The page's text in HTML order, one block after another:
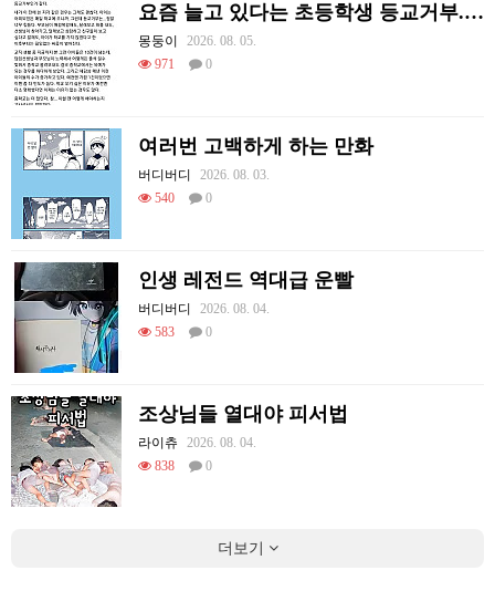
요즘 늘고 있다는 초등학생 등교거부.jpg
몽둥이
2026. 08. 05.
971
0
여러번 고백하게 하는 만화
버디버디
2026. 08. 03.
540
0
인생 레전드 역대급 운빨
버디버디
2026. 08. 04.
583
0
조상님들 열대야 피서법
라이츄
2026. 08. 04.
838
0
더보기